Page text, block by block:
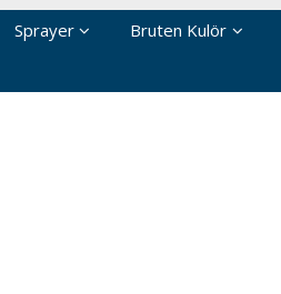
Sprayer
Bruten Kulör